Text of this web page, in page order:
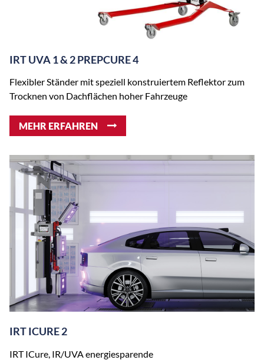
IRT UVA 1 & 2 PREPCURE 4
Flexibler Ständer mit speziell konstruiertem Reflektor zum
Trocknen von Dachflächen hoher Fahrzeuge
MEHR ERFAHREN
IRT ICURE 2
IRT ICure, IR/UVA energiesparende